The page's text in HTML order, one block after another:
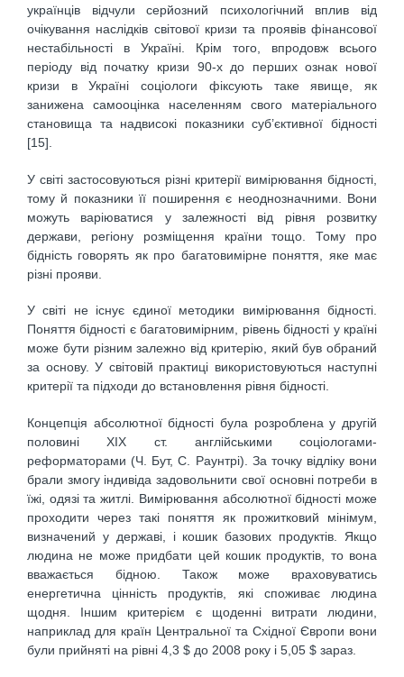
українців відчули серйозний психологічний вплив від
очікування наслідків світової кризи та проявів фінансової
нестабільності в Україні. Крім того, впродовж всього
періоду від початку кризи 90-х до перших ознак нової
кризи в Україні соціологи фіксують таке явище, як
занижена самооцінка населенням свого матеріального
становища та надвисокі показники суб’єктивної бідності
[15].
У світі застосовуються різні критерії вимірювання бідності,
тому й показники її поширення є неоднозначними. Вони
можуть варіюватися у залежності від рівня розвитку
держави, регіону розміщення країни тощо. Тому про
бідність говорять як про багатовимірне поняття, яке має
різні прояви.
У світі не існує єдиної методики вимірювання бідності.
Поняття бідності є багатовимірним, рівень бідності у країні
може бути різним залежно від критерію, який був обраний
за основу. У світовій практиці використовуються наступні
критерії та підходи до встановлення рівня бідності.
Концепція абсолютної бідності була розроблена у другій
половині XIX ст. англійськими соціологами-
реформаторами (Ч. Бут, С. Раунтрі). За точку відліку вони
брали змогу індивіда задовольнити свої основні потреби в
їжі, одязі та житлі. Вимірювання абсолютної бідності може
проходити через такі поняття як прожитковий мінімум,
визначений у державі, і кошик базових продуктів. Якщо
людина не може придбати цей кошик продуктів, то вона
вважається бідною. Також може враховуватись
енергетична цінність продуктів, які споживає людина
щодня. Іншим критерієм є щоденні витрати людини,
наприклад для країн Центральної та Східної Європи вони
були прийняті на рівні 4,3 $ до 2008 року і 5,05 $ зараз.